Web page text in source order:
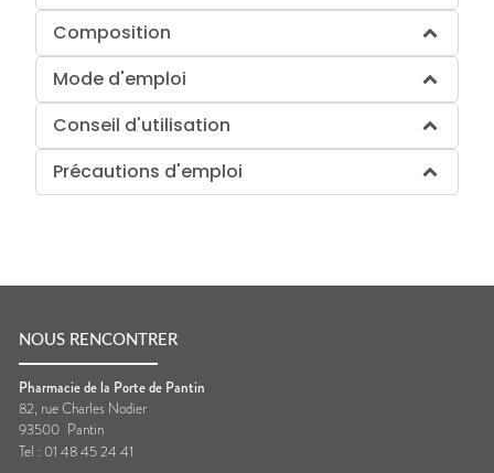
Composition
Mode d'emploi
Conseil d'utilisation
Précautions d'emploi
NOUS RENCONTRER
Pharmacie de la Porte de Pantin
82, rue Charles Nodier
93500 Pantin
Tel : 01 48 45 24 41